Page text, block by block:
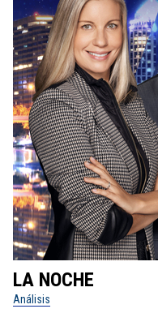
LA NOCHE
Análisis